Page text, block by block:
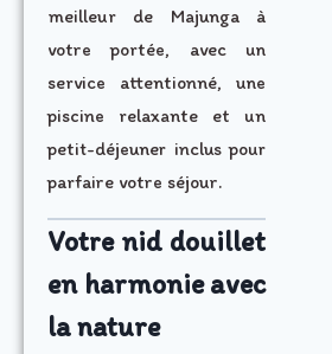
meilleur de Majunga à
votre portée, avec un
service attentionné, une
piscine relaxante et un
petit-déjeuner inclus pour
parfaire votre séjour.
Votre nid douillet
en harmonie avec
la nature